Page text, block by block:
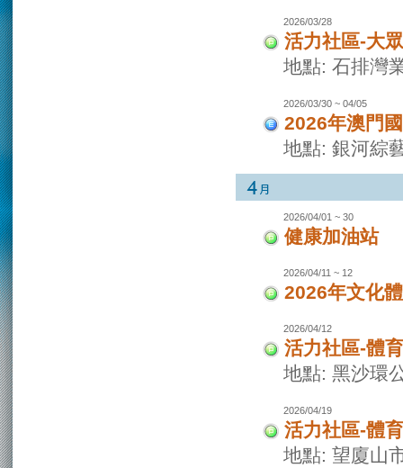
2026/03/28
活力社區-大
地點: 石排灣
2026/03/30 ~ 04/05
2026年澳門
地點: 銀河綜
2026/04/01 ~ 30
健康加油站
2026/04/11 ~ 12
2026年文化
2026/04/12
活力社區-體
地點: 黑沙環
2026/04/19
活力社區-體
地點: 望廈山